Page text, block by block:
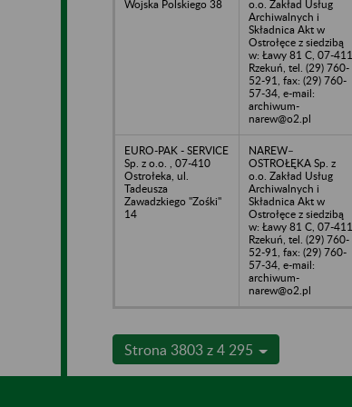
Wojska Polskiego 38
o.o. Zakład Usług
Archiwalnych i
Składnica Akt w
Ostrołęce z siedzibą
w: Ławy 81 C, 07-411
Rzekuń, tel. (29) 760-
52-91, fax: (29) 760-
57-34, e-mail:
archiwum-
narew@o2.pl
EURO-PAK - SERVICE
Sp. z o.o. , 07-410
Ostrołeka, ul.
Tadeusza
Zawadzkiego "Zośki"
14
NAREW–
OSTROŁĘKA Sp. z
o.o. Zakład Usług
Archiwalnych i
Składnica Akt w
Ostrołęce z siedzibą
w: Ławy 81 C, 07-411
Rzekuń, tel. (29) 760-
52-91, fax: (29) 760-
57-34, e-mail:
archiwum-
narew@o2.pl
Strona 3803 z 4 295